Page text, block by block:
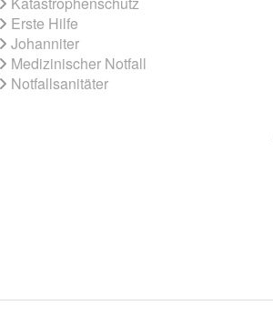
Erste Hilfe
Johanniter
Medizinischer Notfall
Notfallsanitäter